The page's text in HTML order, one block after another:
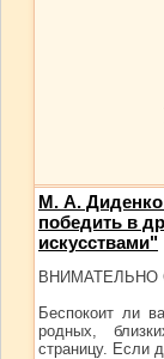
М. А.
победить в
искусствами"
ВНИМАТЕЛЬНО
Беспокоит ли
родных,
страницу. Если